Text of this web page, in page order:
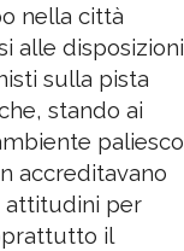
nella città
alle disposizioni
sulla pista
stando ai
paliesco
accreditavano
attitudini per
il